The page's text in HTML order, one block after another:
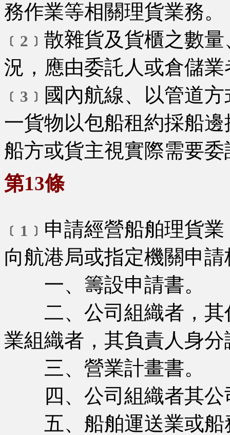
務作業等相關理貨業務。
﹝2﹞ 散雜貨及貨櫃之數
況，應由委託人或倉儲
﹝3﹞ 國內航線、以管道
一貨物以包船租約採船
船方或貨主視實際需要
第13條
﹝1﹞ 申請經營船舶理貨
向航港局或指定機關申
一、籌設申請書。
二、公司組織者，其
業組織者，其負責人身
三、營業計畫書。
四、公司組織者其公
五、船舶運送業或船